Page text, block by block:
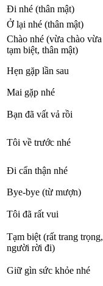
Đi nhé (thân mật)
Ở lại nhé (thân mật)
Chào nhé (vừa chào vừa
tạm biệt, thân mật)
Hẹn gặp lần sau
Mai gặp nhé
Bạn đã vất vả rồi
Tôi về trước nhé
Đi cẩn thận nhé
Bye-bye (từ mượn)
Tôi đã rất vui
Tạm biệt (rất trang trọng,
người rời đi)
Giữ gìn sức khỏe nhé